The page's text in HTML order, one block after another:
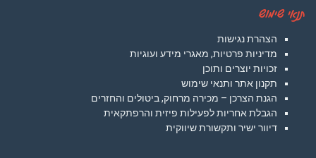
תנאי שימוש
הצהרת נגישות
מדיניות פרטיות, מאגרי מידע ועוגיות
זכויות יוצרים ותוכן
תקנון אתר ותנאי שימוש
הגנת הצרכן – מכירה מרחוק, ביטולים והחזרים
הגבלת אחריות לפעילות פיזית והרפתקאית
דיוור ישיר ותקשורת שיווקית